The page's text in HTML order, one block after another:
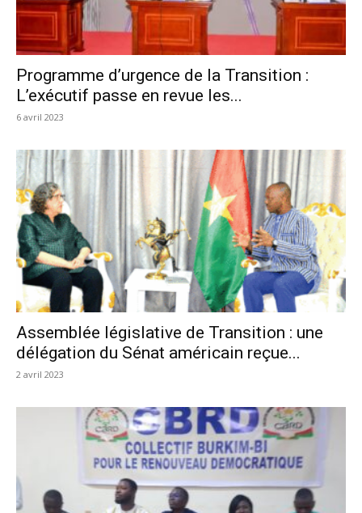
Programme d’urgence de la Transition :
L’exécutif passe en revue les...
6 avril 2023
Assemblée législative de Transition : une
délégation du Sénat américain reçue...
2 avril 2023